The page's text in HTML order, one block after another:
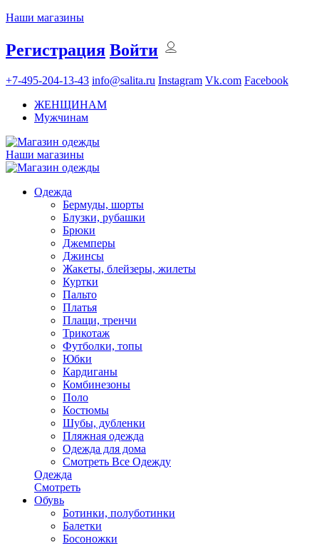
Наши магазины
Регистрация Войти
+7-495-204-13-43 info@salita.ru Instagram Vk.com Facebook
ЖЕНЩИНАМ
Мужчинам
Наши магазины
Одежда
Бермуды, шорты
Блузки, рубашки
Брюки
Джемперы
Джинсы
Жакеты, блейзеры, жилеты
Куртки
Пальто
Платья
Плащи, тренчи
Трикотаж
Футболки, топы
Юбки
Кардиганы
Комбинезоны
Поло
Костюмы
Шубы, дубленки
Пляжная одежда
Одежда для дома
Смотреть Все Одежду
Одежда
Смотреть
Обувь
Ботинки, полуботинки
Балетки
Босоножки